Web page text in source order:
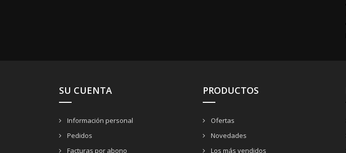
SU CUENTA
Información personal
Pedidos
Facturas por abono
PRODUCTOS
Ofertas
Novedades
Los más vendidos